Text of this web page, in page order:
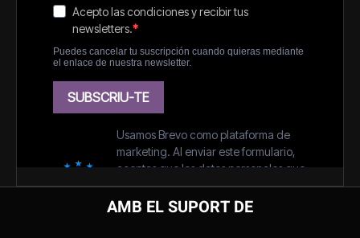
AMB EL SUPORT DE